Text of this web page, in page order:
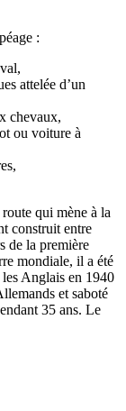
:
attelée d’un
chevaux,
ou voiture à
qui mène à la
construit entre
de la première
mondiale, il a été
Anglais en 1940
et saboté
35 ans. Le